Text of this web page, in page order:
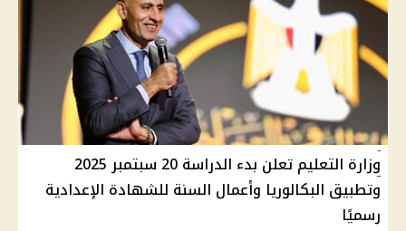
وزارة التعليم تعلن بدء الدراسة 20 سبتمبر 2025
وتطبيق البكالوريا وأعمال السنة للشهادة الإعدادية
رسميًا